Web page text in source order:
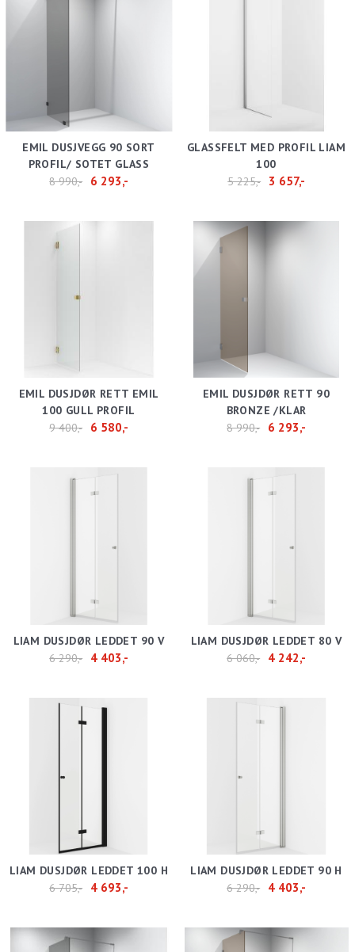
EMIL DUSJVEGG 90 SORT
PROFIL/ SOTET GLASS
8 990,-
6 293,-
GLASSFELT MED PROFIL LIAM
100
5 225,-
3 657,-
EMIL DUSJDØR RETT EMIL
100 GULL PROFIL
9 400,-
6 580,-
EMIL DUSJDØR RETT 90
BRONZE /KLAR
8 990,-
6 293,-
LIAM DUSJDØR LEDDET 90 V
6 290,-
4 403,-
LIAM DUSJDØR LEDDET 80 V
6 060,-
4 242,-
LIAM DUSJDØR LEDDET 100 H
6 705,-
4 693,-
LIAM DUSJDØR LEDDET 90 H
6 290,-
4 403,-